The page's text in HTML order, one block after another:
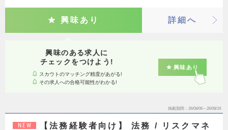
興味あり 詳細へ
興味のある求人に
チェックをつけよう!
スカウトのマッチング精度があがる!
その求人への合格可能性がわかる!
興味あり
掲載期間 26/08/06～26/08/19
NEW
【法務経験者向け】 法務 / リスクマネ